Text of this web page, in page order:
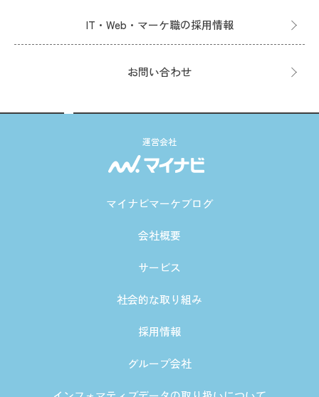
IT・Web・マーケ職の採用情報
お問い合わせ
運営会社
マイナビマーケブログ
会社概要
サービス
社会的な取り組み
採用情報
グループ会社